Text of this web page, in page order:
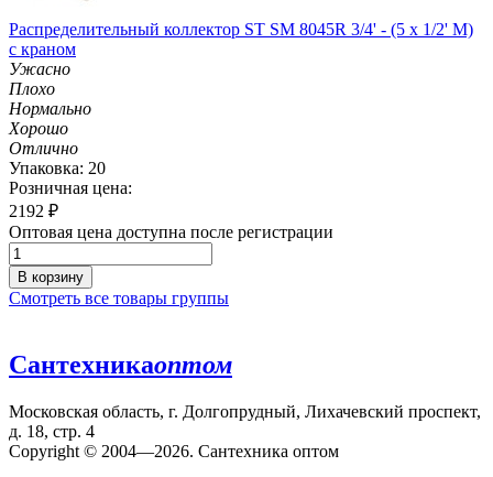
Распределительный коллектор ST SM 8045R 3/4' - (5 x 1/2' M)
с краном
Ужасно
Плохо
Нормально
Хорошо
Отлично
Упаковка: 20
Розничная цена:
2192 ₽
Оптовая цена доступна после регистрации
В корзину
Смотреть все товары группы
Сантехникаоптом
Московская область, г. Долгопрудный, Лихачевский проспект,
д. 18, стр. 4
Copyright © 2004—2026. Сантехника оптом